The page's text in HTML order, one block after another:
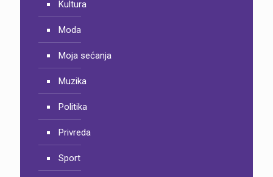
Kultura
Moda
Moja sećanja
Muzika
Politika
Privreda
Sport